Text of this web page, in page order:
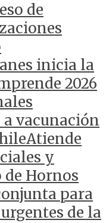
de
inicia la
2026
vacunación
y
Hornos
para
de la